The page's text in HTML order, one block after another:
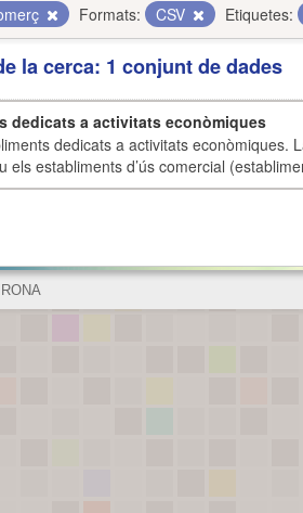
Formats: CSV Etiquetes:
la cerca: 1 conjunt de dades
dedicats a activitats econòmiques
dedicats a activitats econòmiques.
els establiments d’ús comercial